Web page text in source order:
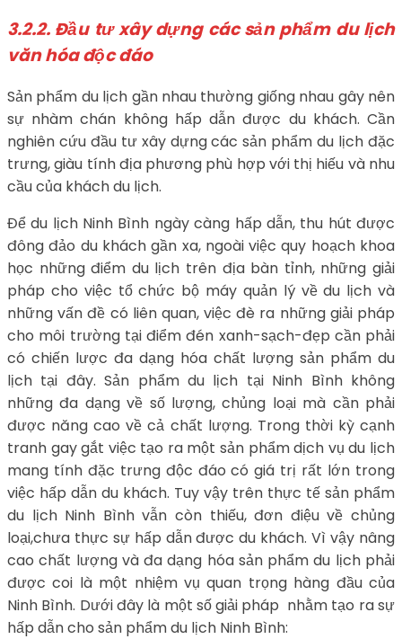
3.2.2. Đầu tư xây dựng các sản phẩm du lịch
văn hóa độc đáo
Sản phẩm du lịch gần nhau thường giống nhau gây nên
sự nhàm chán không hấp dẫn được du khách. Cần
nghiên cứu đầu tư xây dựng các sản phẩm du lịch đặc
trưng, giàu tính địa phương phù hợp với thị hiếu và nhu
cầu của khách du lịch.
Để du lịch Ninh Bình ngày càng hấp dẫn, thu hút được
đông đảo du khách gần xa, ngoài việc quy hoạch khoa
học những điểm du lịch trên địa bàn tỉnh, những giải
pháp cho việc tổ chức bộ máy quản lý về du lịch và
những vấn đề có liên quan, việc đè ra những giải pháp
cho môi trường tại điểm đén xanh-sạch-đẹp cần phải
có chiến lược đa dạng hóa chất lượng sản phẩm du
lịch tại đây. Sản phẩm du lịch tại Ninh Bình không
những đa dạng về số lượng, chủng loại mà cần phải
được năng cao về cả chất lượng. Trong thời kỳ cạnh
tranh gay gắt việc tạo ra một sản phẩm dịch vụ du lịch
mang tính đặc trưng độc đáo có giá trị rất lớn trong
việc hấp dẫn du khách. Tuy vậy trên thực tế sản phẩm
du lịch Ninh Bình vẫn còn thiếu, đơn điệu về chủng
loại,chưa thực sự hấp dẫn được du khách. Vì vậy nâng
cao chất lượng và đa dạng hóa sản phẩm du lịch phải
được coi là một nhiệm vụ quan trọng hàng đầu của
Ninh Bình. Dưới đây là một số giải pháp nhằm tạo ra sự
hấp dẫn cho sản phẩm du lịch Ninh Bình: